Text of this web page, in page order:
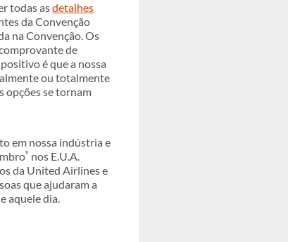
todas asdetalhes
da Convenção
na Convenção. Os
de
é que a nossa
ou totalmente
opções se tornam
em nossa indústria e
º nos E.U.A.
da United Airlines e
que ajudaram a
aquele dia.